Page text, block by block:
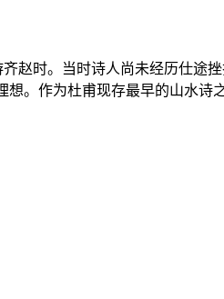
齐赵时。当时诗人尚未经历仕
。作为杜甫现存最早的山水